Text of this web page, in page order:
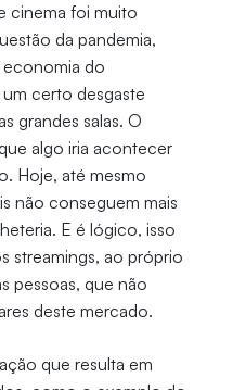
cinema foi muito
da pandemia,
economia do
certo desgaste
grandes salas. O
algo iria acontecer
Hoje, até mesmo
não conseguem mais
E é lógico, isso
streamings, ao próprio
pessoas, que não
deste mercado.
que resulta em